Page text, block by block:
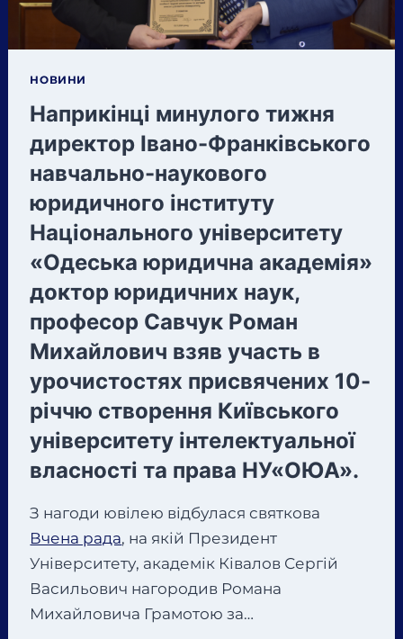
НОВИНИ
Наприкінці минулого тижня
директор Івано-Франківського
навчально-наукового
юридичного інституту
Національного університету
«Одеська юридична академія»
доктор юридичних наук,
професор Савчук Роман
Михайлович взяв участь в
урочистостях присвячених 10-
річчю створення Київського
університету інтелектуальної
власності та права НУ«ОЮА».
З нагоди ювілею відбулася святкова
Вчена рада, на якій Президент
Університету, академік Ківалов Сергій
Васильович нагородив Романа
Михайловича Грамотою за…